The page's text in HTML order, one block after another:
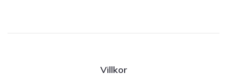
Villkor